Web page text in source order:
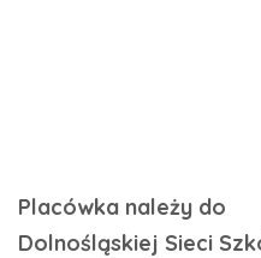
Placówka należy do
Dolnośląskiej Sieci